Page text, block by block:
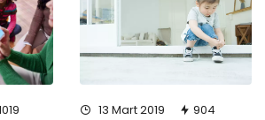
13 Mart 2019 904